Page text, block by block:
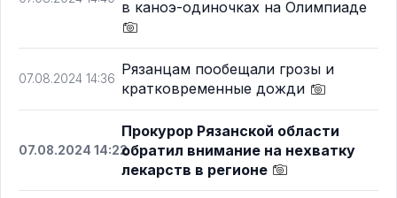
в каноэ-одиночках на Олимпиаде
07.08.2024 14:36
Рязанцам пообещали грозы и
кратковременные дожди
07.08.2024 14:22
Прокурор Рязанской области
обратил внимание на нехватку
лекарств в регионе